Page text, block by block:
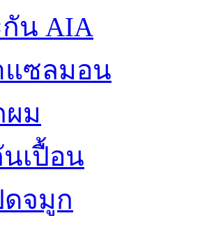
น AIA
แซลมอน
ม
เปื้อน
จมูก